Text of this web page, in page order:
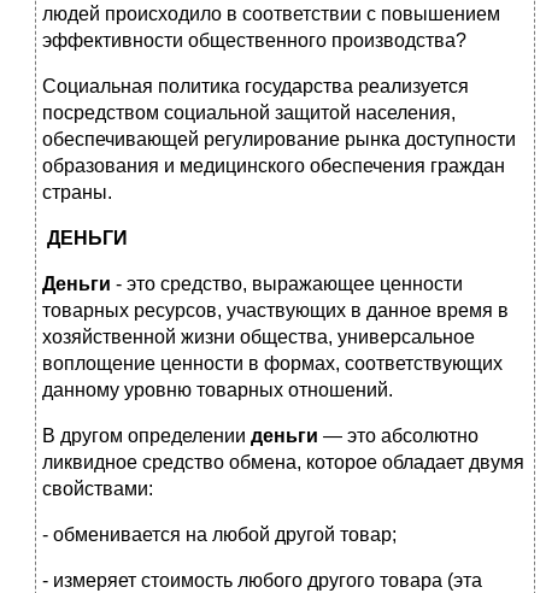
людей происходило в соответствии с повышением
эффективности общественного производства?
Социальная политика государства реализуется
посредством социальной защитой населения,
обеспечивающей регулирование рынка доступности
образования и медицинского обеспечения граждан
страны.
ДЕНЬГИ
Деньги - это средство, выражающее ценности
товарных ресурсов, участвующих в данное время в
хозяйственной жизни общества, универсальное
воплощение ценности в формах, соответствующих
данному уровню товарных отношений.
В другом определении деньги — это абсолютно
ликвидное средство обмена, которое обладает двумя
свойствами:
- обменивается на любой другой товар;
- измеряет стоимость любого другого товара (эта